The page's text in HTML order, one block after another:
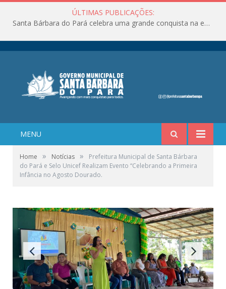
ÚLTIMAS PUBLICAÇÕES:
Santa Bárbara do Pará celebra uma grande conquista na educação!
MENU
Home » Notícias »
Prefeitura Municipal de Santa Bárbara
do Pará e Selo Unicef Realizam Evento “Celebrando a Primeira
Infância no Agosto Dourado.